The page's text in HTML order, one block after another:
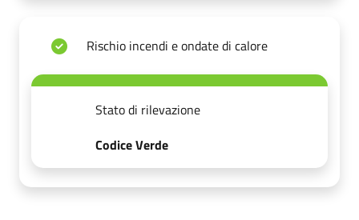
Rischio incendi e ondate di calore
Stato di rilevazione
Codice Verde